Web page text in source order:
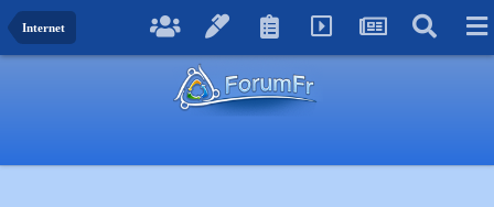
Internet